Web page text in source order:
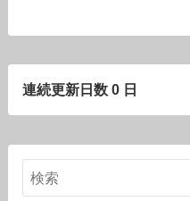
連続更新日数 0 日